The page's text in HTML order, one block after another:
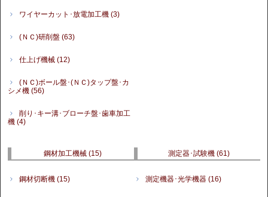
ワイヤーカット･放電加工機(3)
(ＮＣ)研削盤(63)
仕上げ機械(12)
(ＮＣ)ボール盤･(ＮＣ)タップ盤･カ
シメ機(56)
削り･キー溝･ブローチ盤･歯車加工
機(4)
鋼材加工機械(15)
鋼材切断機(15)
測定器･試験機 (61)
測定機器･光学機器 (16)